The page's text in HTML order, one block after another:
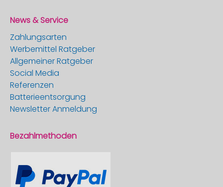
News & Service
Zahlungsarten
Werbemittel Ratgeber
Allgemeiner Ratgeber
Social Media
Referenzen
Batterieentsorgung
Newsletter Anmeldung
Bezahlmethoden